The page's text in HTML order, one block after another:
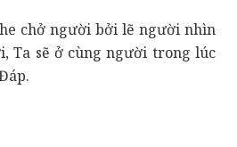
chở người bởi lẽ người nhìn
Ta sẽ ở cùng người trong lúc